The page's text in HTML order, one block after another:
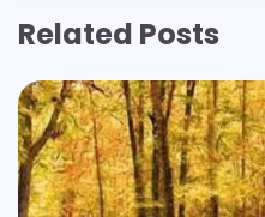
Related Posts